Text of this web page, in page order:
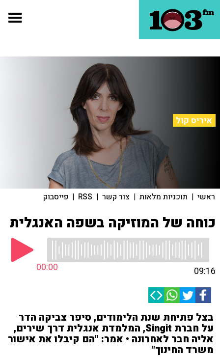
איריס קול
ראשי | תוכניות מלאות | צור קשר |
RSS
| פייסבוק
כוחה של המוזיקה בשפה האנגלית
00:00 09:16
בצל פתיחת שנת הלימודים, סיפר צביקה הדר
על חברת Singit, המלמדת אנגלית דרך שירים,
אליה חבר לאחרונה • אמר: "הם קיבלו את אישור
משרד החינוך"